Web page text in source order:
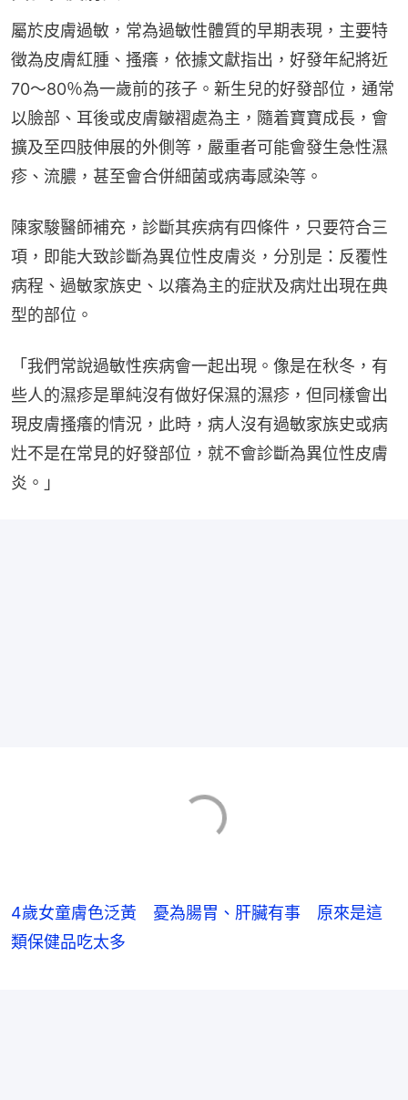
屬於皮膚過敏，常為過敏性體質的早期表現，主要特
徵為皮膚紅腫、搔癢，依據文獻指出，好發年紀將近
70～80％為一歲前的孩子。新生兒的好發部位，通常
以臉部、耳後或皮膚皺褶處為主，隨着寶寶成長，會
擴及至四肢伸展的外側等，嚴重者可能會發生急性濕
疹、流膿，甚至會合併細菌或病毒感染等。
陳家駿醫師補充，診斷其疾病有四條件，只要符合三
項，即能大致診斷為異位性皮膚炎，分別是：反覆性
病程、過敏家族史、以癢為主的症狀及病灶出現在典
型的部位。
「我們常說過敏性疾病會一起出現。像是在秋冬，有
些人的濕疹是單純沒有做好保濕的濕疹，但同樣會出
現皮膚搔癢的情況，此時，病人沒有過敏家族史或病
灶不是在常見的好發部位，就不會診斷為異位性皮膚
炎。」
4歲女童膚色泛黃 憂為腸胃、肝臟有事 原來是這
類保健品吃太多